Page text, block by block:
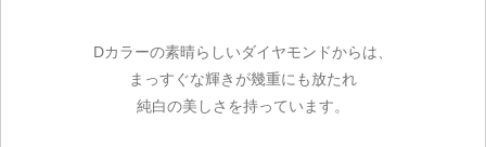
Dカラーの素晴らしいダイヤモンドからは、
まっすぐな輝きが幾重にも放たれ
純白の美しさを持っています。